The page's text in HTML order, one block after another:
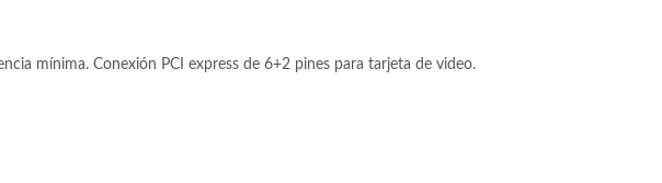
mínima. Conexión PCI express de 6+2 pines para tarjeta de video.